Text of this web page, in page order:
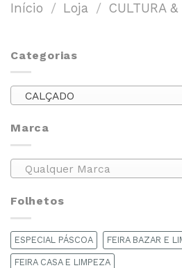
Início / Loja / CULTURA
Categorias
CALÇADO
Marca
Qualquer Marca
Folhetos
ESPECIAL PÁSCOA FEIRA BAZAR E
FEIRA CASA E LIMPEZA